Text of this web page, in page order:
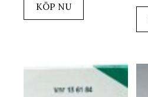
KÖP NU